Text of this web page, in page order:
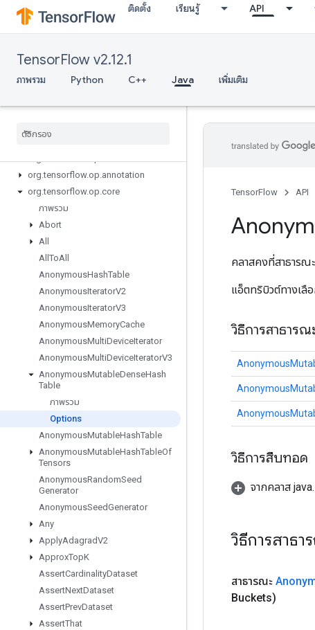
ติดตั้ง เรียนรู้ API
TensorFlow v2.12.1
ภาพรวม Python C++ Java เพิ่มเติม
TensorFlow for Java
org.tensorflow.op.annotation
org.tensorflow.op.core
ภาพรวม
Abort
All
All ToAll
AnonymousHashTable
AnonymousIteratorV2
AnonymousIteratorV3
AnonymousMemoryCache
AnonymousMultiDeviceIterator
AnonymousMultiDeviceIteratorV3
AnonymousMutableDenseHash
Table
ภาพรวม
Options
AnonymousMutableHashTable
AnonymousMutableHashTableOf
Tensors
AnonymousRandomSeed
Generator
AnonymousSeedGenerator
Any
ApplyAdagradV2
ApproxTopK
AssertCardinalityDataset
AssertNextDataset
AssertPrevDataset
AssertThat
TensorFlow API
คลาสคงที่สาธารณะ
แอ็ตทริบิวต์ทางเลื
วิธีการสาธารณ
วิธีการสืบทอด
จากคลาส
วิธีการสาธา
สาธารณะ
Buckets)